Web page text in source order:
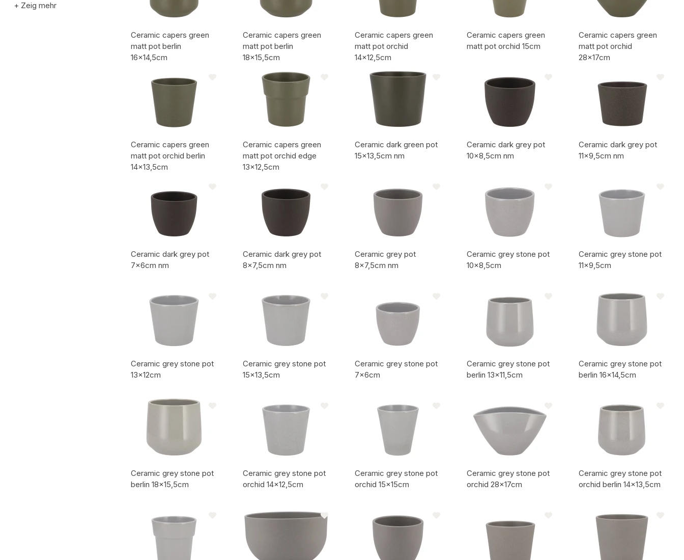
+ Zeig mehr
Ceramic capers green
matt pot berlin
16x14,5cm
Ceramic capers green
matt pot berlin
18x15,5cm
Ceramic capers green
matt pot orchid
14x12,5cm
Ceramic capers green
matt pot orchid 15cm
Ceramic capers green
matt pot orchid
28x17cm
Ceramic capers green
matt pot orchid berlin
14x13,5cm
Ceramic capers green
matt pot orchid edge
13x12,5cm
Ceramic dark green pot
15x13,5cm nm
Ceramic dark grey pot
10x8,5cm nm
Ceramic dark grey pot
11x9,5cm nm
Ceramic dark grey pot
7x6cm nm
Ceramic dark grey pot
8x7,5cm nm
Ceramic grey pot
8x7,5cm nm
Ceramic grey stone pot
10x8,5cm
Ceramic grey stone pot
11x9,5cm
Ceramic grey stone pot
13x12cm
Ceramic grey stone pot
15x13,5cm
Ceramic grey stone pot
7x6cm
Ceramic grey stone pot
berlin 13x11,5cm
Ceramic grey stone pot
berlin 16x14,5cm
Ceramic grey stone pot
berlin 18x15,5cm
Ceramic grey stone pot
orchid 14x12,5cm
Ceramic grey stone pot
orchid 15x15cm
Ceramic grey stone pot
orchid 28x17cm
Ceramic grey stone pot
orchid berlin 14x13,5cm